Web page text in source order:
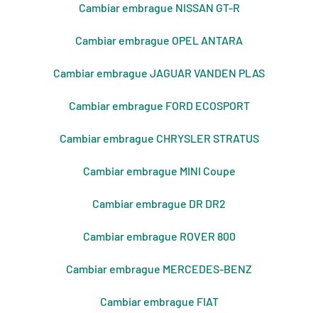
Cambiar embrague NISSAN GT-R
Cambiar embrague OPEL ANTARA
Cambiar embrague JAGUAR VANDEN PLAS
Cambiar embrague FORD ECOSPORT
Cambiar embrague CHRYSLER STRATUS
Cambiar embrague MINI Coupe
Cambiar embrague DR DR2
Cambiar embrague ROVER 800
Cambiar embrague MERCEDES-BENZ
Cambiar embrague FIAT